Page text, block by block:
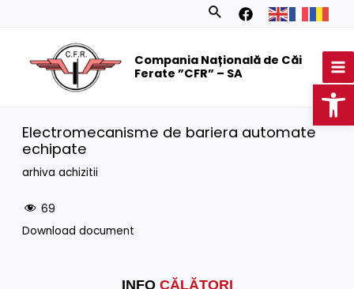
Search
Compania Națională de Căi
Ferate ”CFR” – SA
INFO CĂLĂTORI
Electromecanisme de bariera automate
echipate
arhiva achizitii
69
Download document